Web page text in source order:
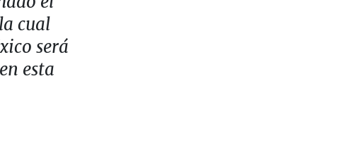
cual
será
esta